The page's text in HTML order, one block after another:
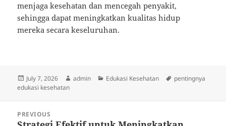
menjaga kesehatan dan mencegah penyakit,
sehingga dapat meningkatkan kualitas hidup
mereka secara keseluruhan.
Posted
on
July 7, 2026 Author
admin Categories
Edukasi Kesehatan Tags
pentingnya
edukasi kesehatan
navigation
PREVIOUS